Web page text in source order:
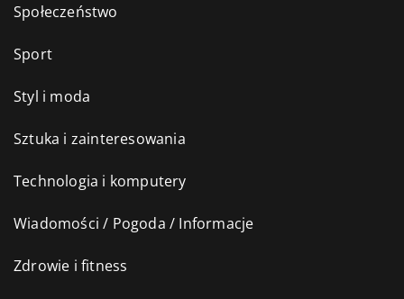
Społeczeństwo
Sport
Styl i moda
Sztuka i zainteresowania
Technologia i komputery
Wiadomości / Pogoda / Informacje
Zdrowie i fitness